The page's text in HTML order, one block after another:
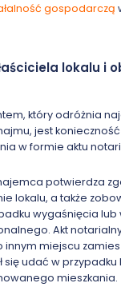
gospodarczą
lokalu i
który odróżnia
jest
w formie aktu
potwierdza
lokalu, a także
wygaśnięcia
Akt
innym miejscu
się udać w przypadku
mieszkania.